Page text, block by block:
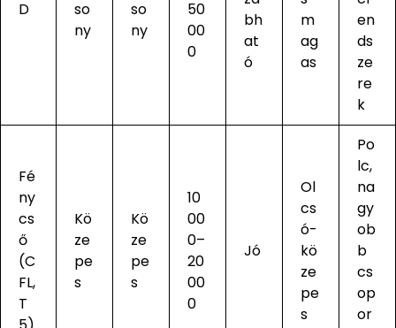
D
so
ny
so
ny
50
00
0
bh
at
ó
m
ag
as
en
ds
ze
re
k
Fé
ny
cs
ő
(C
FL,
T
Kö
ze
pe
s
Kö
ze
pe
s
10
00
0–
20
00
0
Jó
Ol
cs
ó-
kö
ze
pe
s
Po
lc,
na
gy
ob
b
cs
op
or